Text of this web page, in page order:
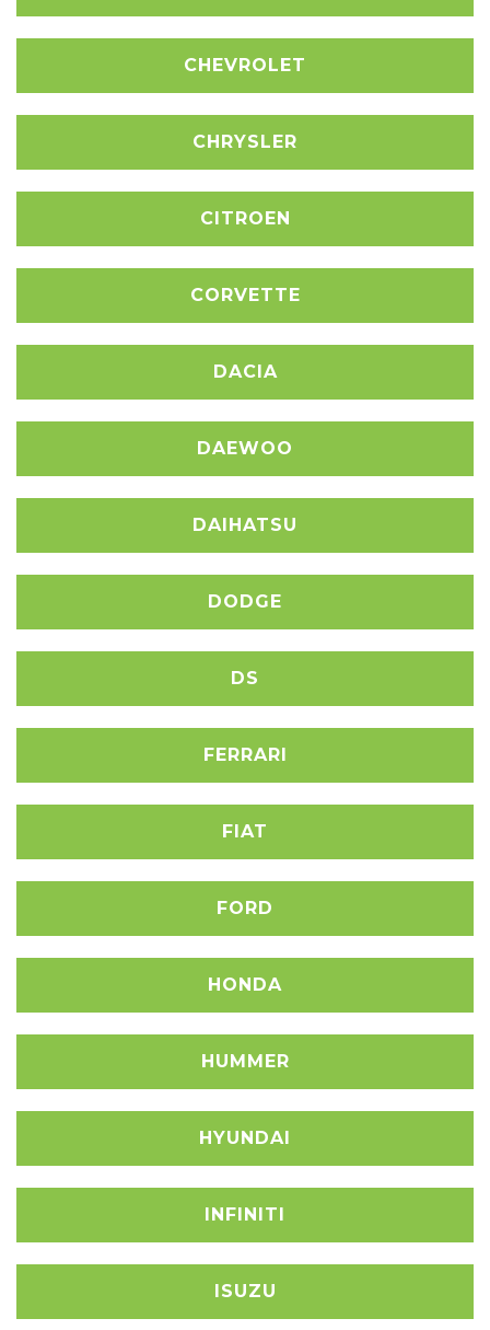
CHEVROLET
CHRYSLER
CITROEN
CORVETTE
DACIA
DAEWOO
DAIHATSU
DODGE
DS
FERRARI
FIAT
FORD
HONDA
HUMMER
HYUNDAI
INFINITI
ISUZU